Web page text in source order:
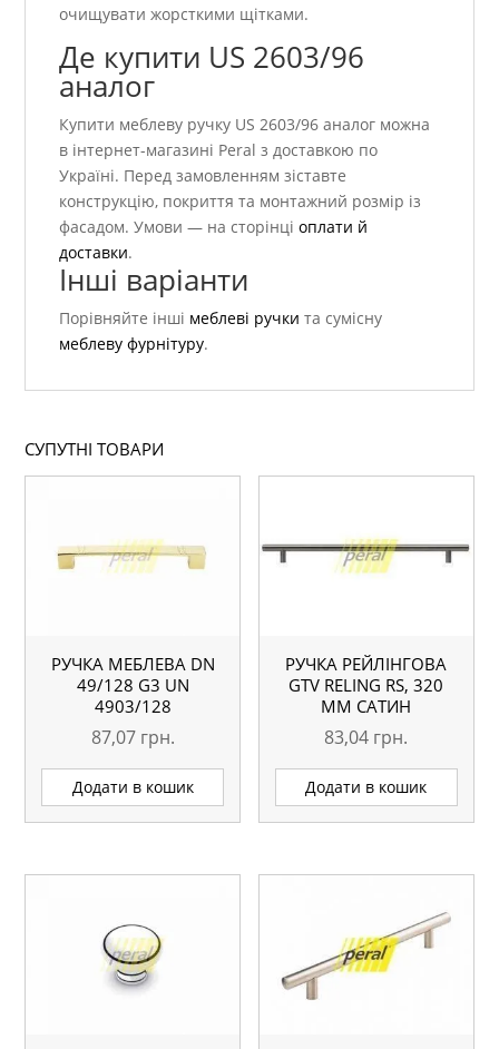
очищувати жорсткими щітками.
Де купити US 2603/96
аналог
Купити меблеву ручку US 2603/96 аналог можна
в інтернет-магазині Peral з доставкою по
Україні. Перед замовленням зіставте
конструкцію, покриття та монтажний розмір із
фасадом. Умови — на сторінціоплати й
доставки.
Інші варіанти
Порівняйте інші меблеві ручки та сумісну
меблеву фурнітуру.
СУПУТНІ ТОВАРИ
РУЧКА МЕБЛЕВА DN
49/128 G3 UN
4903/128
87,07 грн.
Додати в кошик
РУЧКА РЕЙЛІНГОВА
GTV RELING RS, 320
ММ САТИН
83,04 грн.
Додати в кошик